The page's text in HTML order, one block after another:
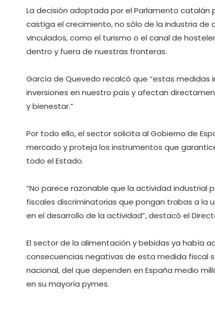
La decisión adoptada por el Parlamento
castiga el crecimiento, no sólo de la industria
vinculados, como el turismo o el canal de
dentro y fuera de nuestras fronteras.
García de Quevedo recalcó que “estas
inversiones en nuestro país y afectan
y bienestar.”
Por todo ello, el sector solicita al Gobierno de
mercado y proteja los instrumentos que
todo el Estado.
“No parece razonable que la actividad industrial
fiscales discriminatorias que pongan trabas a
en el desarrollo de la actividad”, destacó el
El sector de la alimentación y bebidas ya había
consecuencias negativas de esta medida fiscal
nacional, del que dependen en España medio
en su mayoría pymes.